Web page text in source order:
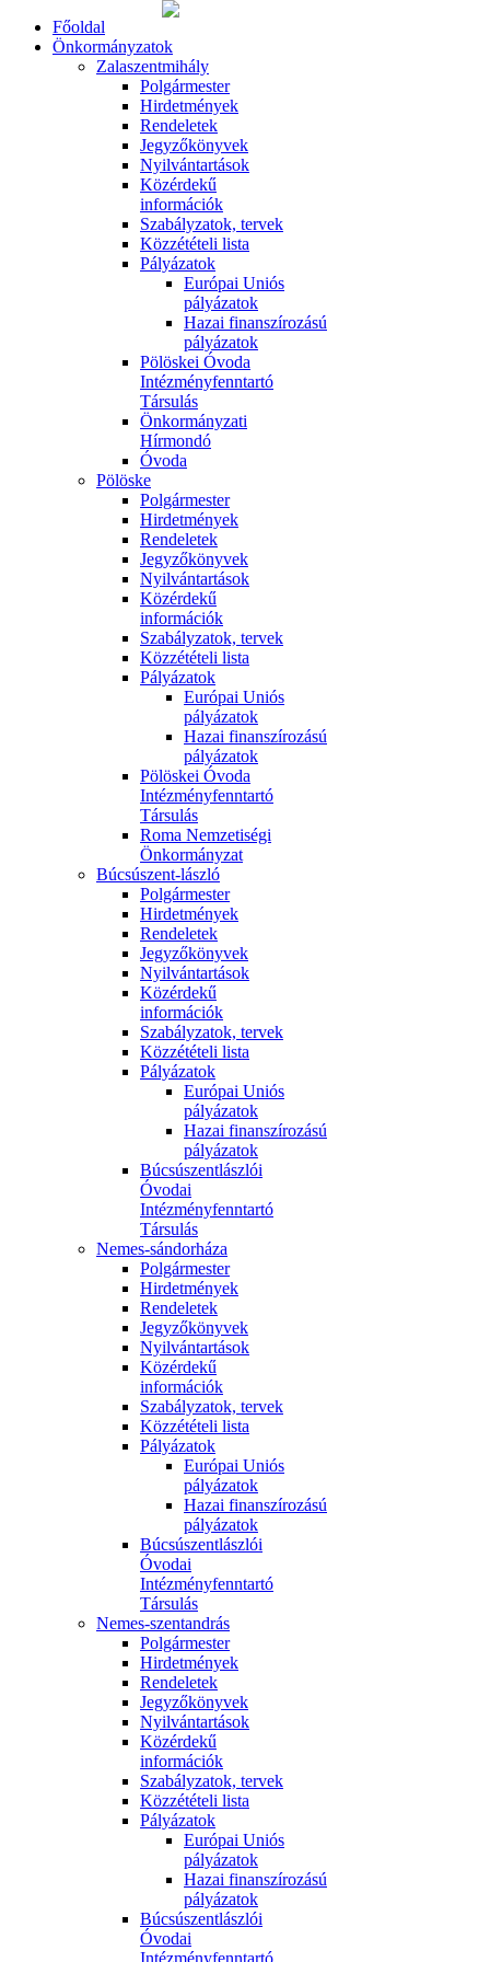
Főoldal
Önkormányzatok
Zalaszentmihály
Polgármester
Hirdetmények
Rendeletek
Jegyzőkönyvek
Nyilvántartások
Közérdekű
információk
Szabályzatok, tervek
Közzétételi lista
Pályázatok
Európai Uniós
pályázatok
Hazai finanszírozású
pályázatok
Pölöskei Óvoda
Intézményfenntartó
Társulás
Önkormányzati
Hírmondó
Óvoda
Pölöske
Polgármester
Hirdetmények
Rendeletek
Jegyzőkönyvek
Nyilvántartások
Közérdekű
információk
Szabályzatok, tervek
Közzétételi lista
Pályázatok
Európai Uniós
pályázatok
Hazai finanszírozású
pályázatok
Pölöskei Óvoda
Intézményfenntartó
Társulás
Roma Nemzetiségi
Önkormányzat
Búcsúszent-lászló
Polgármester
Hirdetmények
Rendeletek
Jegyzőkönyvek
Nyilvántartások
Közérdekű
információk
Szabályzatok, tervek
Közzétételi lista
Pályázatok
Európai Uniós
pályázatok
Hazai finanszírozású
pályázatok
Búcsúszentlászlói
Óvodai
Intézményfenntartó
Társulás
Nemes-sándorháza
Polgármester
Hirdetmények
Rendeletek
Jegyzőkönyvek
Nyilvántartások
Közérdekű
információk
Szabályzatok, tervek
Közzétételi lista
Pályázatok
Európai Uniós
pályázatok
Hazai finanszírozású
pályázatok
Búcsúszentlászlói
Óvodai
Intézményfenntartó
Társulás
Nemes-szentandrás
Polgármester
Hirdetmények
Rendeletek
Jegyzőkönyvek
Nyilvántartások
Közérdekű
információk
Szabályzatok, tervek
Közzétételi lista
Pályázatok
Európai Uniós
pályázatok
Hazai finanszírozású
pályázatok
Búcsúszentlászlói
Óvodai
Intézményfenntartó